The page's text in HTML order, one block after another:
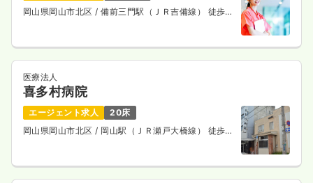
岡山県岡山市北区/ 備前三門駅（ＪＲ吉備線） 徒歩3
医療法人
喜多村病院
エージェント求人
20床
岡山県岡山市北区/ 岡山駅（ＪＲ瀬戸大橋線） 徒歩7